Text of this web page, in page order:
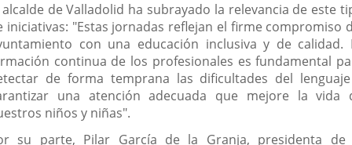
alcalde de Valladolid ha subrayado la relevancia de este
iniciativas: "Estas jornadas reflejan el firme compromiso
con una educación inclusiva y de calidad.
continua de los profesionales es fundamental
de forma temprana las dificultades del
una atención adecuada que mejore la vida
niños y niñas".
su parte, Pilar García de la Granja, presidenta de